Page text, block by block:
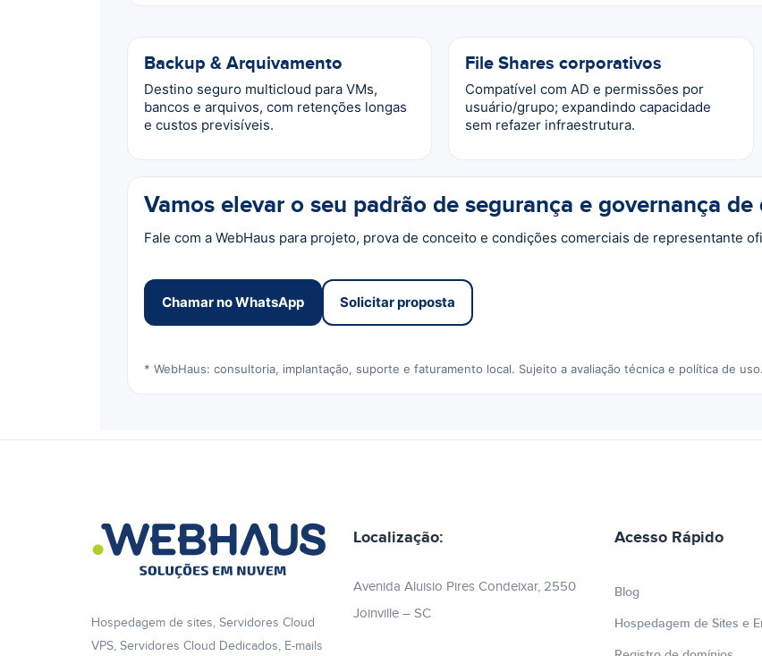
Backup & Arquivamento
Destino seguro multicloud para VMs,
bancos e arquivos, com retenções longas
e custos previsíveis.
File Shares corporativos
Compatível com AD e permissões por
usuário/grupo; expandindo capacidade
sem refazer infraestrutura.
Vamos elevar o seu padrão de segurança e governança de
Fale com a WebHaus para projeto, prova de conceito e condições comerciais de representante
Chamar no WhatsApp Solicitar proposta
* WebHaus: consultoria, implantação, suporte e faturamento local. Sujeito a avaliação técnica e política de uso.
Hospedagem de sites, Servidores Cloud
VPS, Servidores Cloud Dedicados, E-mails
Localização:
Avenida Aluisio Pires Condeixar, 2550
Joinville – SC
Acesso Rápido
Blog
Hospedagem de Sites e